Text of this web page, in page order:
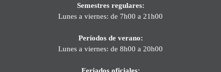
Semestres regulares:
Lunes a viernes: de 7h00 a 21h00
Períodos de verano:
Lunes a viernes: de 8h00 a 20h00
Feriados oficiales: